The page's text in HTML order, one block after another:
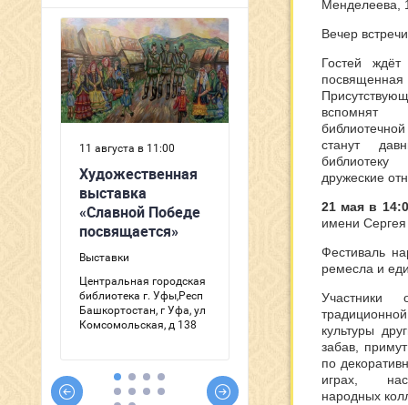
Менделеева,
Вечер
Гостей
станут
дружеские
21 мая в
имени
Фестиваль
ремесла и
Участники
культуры
забав,
по
играх,
народных